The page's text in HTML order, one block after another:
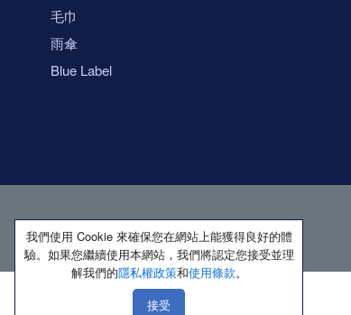
毛巾
雨傘
Blue Label
著作權所有 保留一切權利
我們使用 Cookie 來確保您在網站上能獲得良好的體
驗。如果您繼續使用本網站，我們將認定您接受並理
解我們的隱私權政策和使用條款。
接受